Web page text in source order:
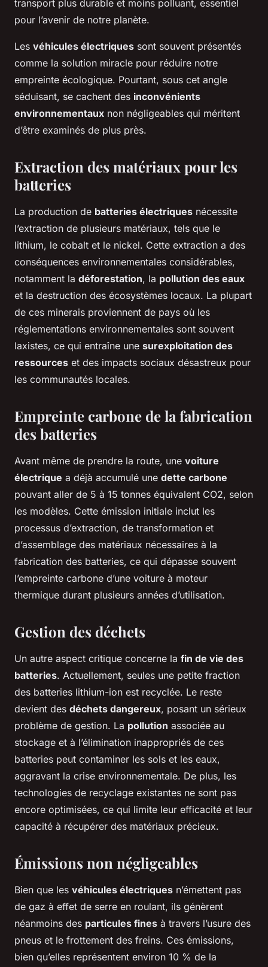
transport plus durable et moins polluant, essentiel
pour l’avenir de notre planète.
Les véhicules électriques sont souvent présentés
comme la solution miracle pour réduire notre
empreinte écologique. Pourtant, sous cet angle
séduisant, se cachent des inconvénients
environnementaux non négligeables qui méritent
d’être examinés de plus près.
Extraction des matériaux pour les
batteries
La production de batteries électriques nécessite
l’extraction de plusieurs matériaux, tels que le
lithium, le cobalt et le nickel. Cette extraction a des
conséquences environnementales considérables,
notamment la déforestation, la pollution des eaux
et la destruction des écosystèmes locaux. La plupart
de ces minerais proviennent de pays où les
réglementations environnementales sont souvent
laxistes, ce qui entraîne une surexploitation des
ressources et des impacts sociaux désastreux pour
les communautés locales.
Empreinte carbone de la fabrication
des batteries
Avant même de prendre la route, une voiture
électrique a déjà accumulé une dette carbone
pouvant aller de 5 à 15 tonnes équivalent CO2, selon
les modèles. Cette émission initiale inclut les
processus d’extraction, de transformation et
d’assemblage des matériaux nécessaires à la
fabrication des batteries, ce qui dépasse souvent
l’empreinte carbone d’une voiture à moteur
thermique durant plusieurs années d’utilisation.
Gestion des déchets
Un autre aspect critique concerne la fin de vie des
batteries. Actuellement, seules une petite fraction
des batteries lithium-ion est recyclée. Le reste
devient des déchets dangereux, posant un sérieux
problème de gestion. La pollution associée au
stockage et à l’élimination inappropriés de ces
batteries peut contaminer les sols et les eaux,
aggravant la crise environnementale. De plus, les
technologies de recyclage existantes ne sont pas
encore optimisées, ce qui limite leur efficacité et leur
capacité à récupérer des matériaux précieux.
Émissions non négligeables
Bien que les véhicules électriques n’émettent pas
de gaz à effet de serre en roulant, ils génèrent
néanmoins des particules fines à travers l’usure des
pneus et le frottement des freins. Ces émissions,
bien qu’elles représentent environ 10 % de la